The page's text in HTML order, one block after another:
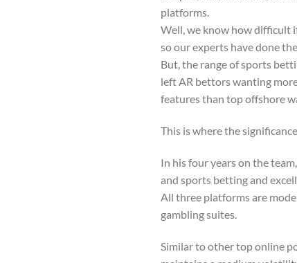
platforms.
Well, we know how difficult
so our experts have done
But, the range of sports
left AR bettors wanting
features than top offshore
This is where the
In his four years on the
and sports betting and
All three platforms are
gambling suites.
Similar to other top online